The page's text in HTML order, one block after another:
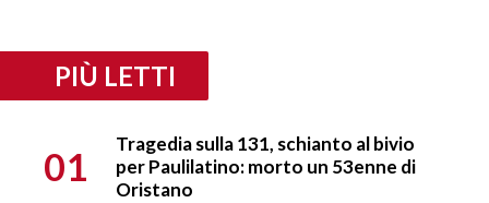
PIÙ LETTI
01
Tragedia sulla 131, schianto al bivio
per Paulilatino: morto un 53enne di
Oristano